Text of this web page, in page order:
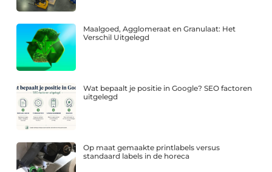
Maalgoed, Agglomeraat en Granulaat: Het
Verschil Uitgelegd
Wat bepaalt je positie in Google? SEO factoren
uitgelegd
Op maat gemaakte printlabels versus
standaard labels in de horeca